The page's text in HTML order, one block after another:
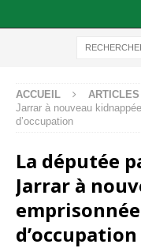
ACCUEIL ARTICLES
Jarrar à nouveau
d’occupation
La députée
Jarrar à
d’occupation